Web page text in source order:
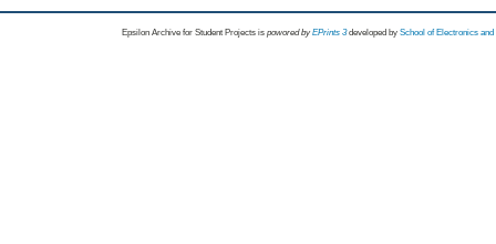
Epsilon Archive for Student Projects is powored byEPrints 3 developed by School of Electronics